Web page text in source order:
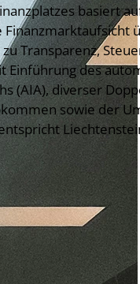
basiert
Transparenz,
Einführung des
(AIA), diverser
sowie der